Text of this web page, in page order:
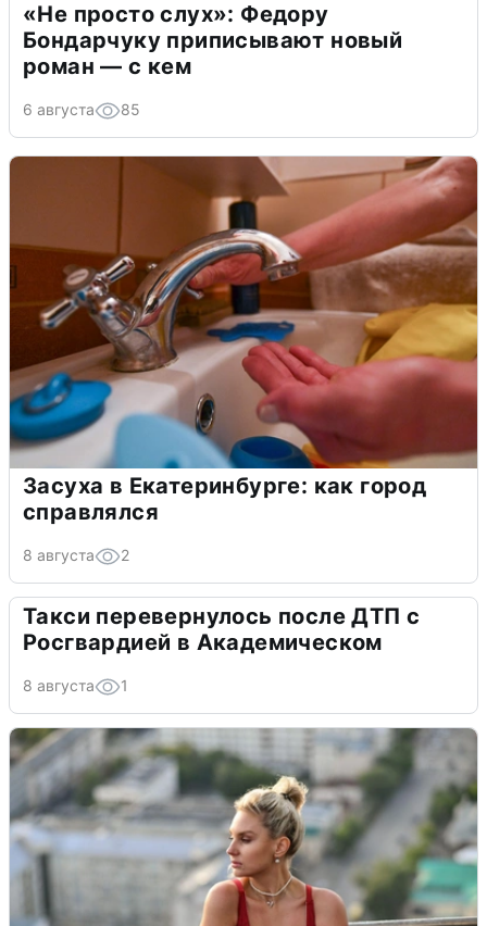
«Не просто слух»: Федору
Бондарчуку приписывают новый
роман — с кем
6 августа 85
Засуха в Екатеринбурге: как город
справлялся
8 августа 2
Такси перевернулось после ДТП с
Росгвардией в Академическом
8 августа 1